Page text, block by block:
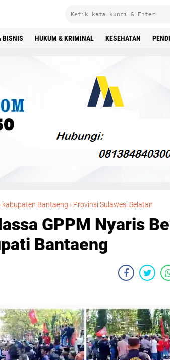
BISNIS HUKUM & KRIMINAL KESEHATAN
kabupaten Bantaeng › Provinsi Sulawesi Selatan
GPPM Nyaris
Bantaeng